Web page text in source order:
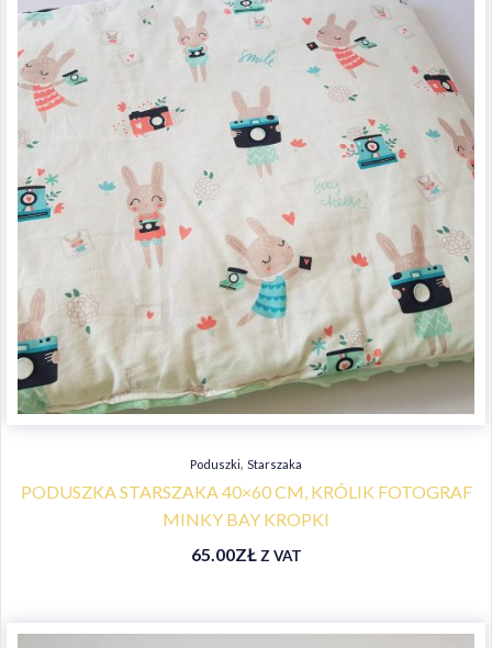
Poduszki, Starszaka
PODUSZKA STARSZAKA 40×60 CM, KRÓLIK FOTOGRAF
MINKY BAY KROPKI
65.00ZŁ Z VAT